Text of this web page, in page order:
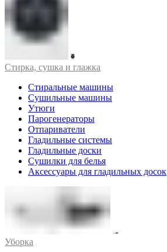
Стирка, сушка и глажка
Стиральные машины
Сушильные машины
Утюги
Парогенераторы
Отпариватели
Гладильные системы
Гладильные доски
Сушилки для белья
Аксессуары для гладильных досок
Уборка